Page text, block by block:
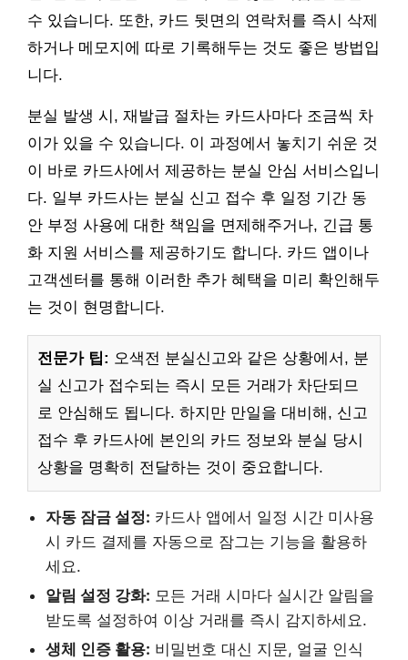
수 있습니다. 또한, 카드 뒷면의 연락처를 즉시 삭제
하거나 메모지에 따로 기록해두는 것도 좋은 방법입
니다.
분실 발생 시, 재발급 절차는 카드사마다 조금씩 차
이가 있을 수 있습니다. 이 과정에서 놓치기 쉬운 것
이 바로 카드사에서 제공하는 분실 안심 서비스입니
다. 일부 카드사는 분실 신고 접수 후 일정 기간 동
안 부정 사용에 대한 책임을 면제해주거나, 긴급 통
화 지원 서비스를 제공하기도 합니다. 카드 앱이나
고객센터를 통해 이러한 추가 혜택을 미리 확인해두
는 것이 현명합니다.
전문가 팁: 오색전 분실신고와 같은 상황에서, 분
실 신고가 접수되는 즉시 모든 거래가 차단되므
로 안심해도 됩니다. 하지만 만일을 대비해, 신고
접수 후 카드사에 본인의 카드 정보와 분실 당시
상황을 명확히 전달하는 것이 중요합니다.
자동 잠금 설정: 카드사 앱에서 일정 시간 미사용
시 카드 결제를 자동으로 잠그는 기능을 활용하
세요.
알림 설정 강화: 모든 거래 시마다 실시간 알림을
받도록 설정하여 이상 거래를 즉시 감지하세요.
생체 인증 활용: 비밀번호 대신 지문, 얼굴 인식